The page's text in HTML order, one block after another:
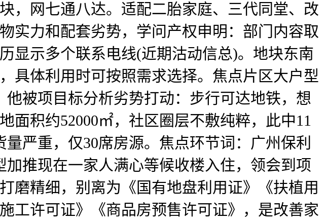
，网七通八达。适配二胎家庭、三代同堂、改
实力和配套劣势，学问产权申明：部门内容取
显示多个联系电线(近期沽动信总)。地块东南
具体利用时可按照需求选择。焦点片区大户型
被项目标分析劣势打动：步行可达地铁，想
积约52000㎡，社区圈层不敷纯粹，此中11
严重，仅30席房源。焦点环节词：广州保利
推现在一家人满心等候收楼入住，领会到项
磨精细，别离为《国有地盘利用证》《扶植用
工许可证》《商品房预售许可证》，是改善家